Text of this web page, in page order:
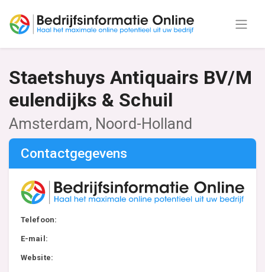
Staetshuys Antiquairs BV/M
eulendijks & Schuil
Amsterdam, Noord-Holland
Contactgegevens
Telefoon:
E-mail:
Website: